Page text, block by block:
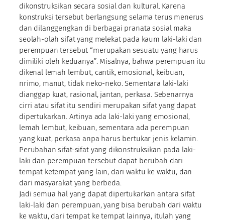
dikonstruksikan secara sosial dan kultural. Karena
konstruksi tersebut berlangsung selama terus menerus
dan dilanggengkan di berbagai pranata sosial maka
seolah-olah sifat yang melekat pada kaum laki-laki dan
perempuan tersebut “merupakan sesuatu yang harus
dimiliki oleh keduanya”. Misalnya, bahwa perempuan itu
dikenal lemah lembut, cantik, emosional, keibuan,
nrimo, manut, tidak neko-neko. Sementara laki-laki
dianggap kuat, rasional, jantan, perkasa. Sebenarnya
cirri atau sifat itu sendiri merupakan sifat yang dapat
dipertukarkan. Artinya ada laki-laki yang emosional,
lemah lembut, keibuan, sementara ada perempuan
yang kuat, perkasa anpa harus bertukar jenis kelamin.
Perubahan sifat-sifat yang dikonstruksikan pada laki-
laki dan perempuan tersebut dapat berubah dari
tempat ketempat yang lain, dari waktu ke waktu, dan
dari masyarakat yang berbeda.
Jadi semua hal yang dapat dipertukarkan antara sifat
laki-laki dan perempuan, yang bisa berubah dari waktu
ke waktu, dari tempat ke tempat lainnya, itulah yang